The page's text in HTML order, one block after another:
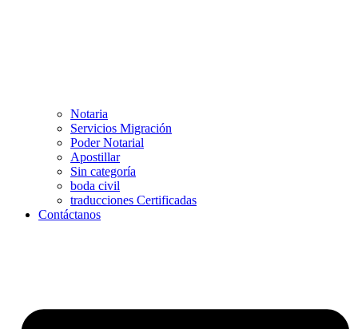
Notaria
Servicios Migración
Poder Notarial
Apostillar
Sin categoría
boda civil
traducciones Certificadas
Contáctanos